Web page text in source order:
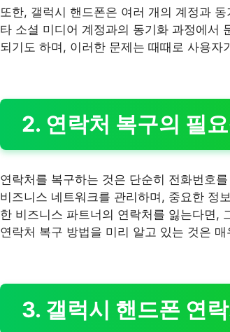
또한, 갤럭시 핸드폰은 여러 개의 계정과
타 소셜 미디어 계정과의 동기화 과정에서
되기도 하며, 이러한 문제는 때때로 사용
2. 연락처 복구의 필
연락처를 복구하는 것은 단순히 전화번호
비즈니스 네트워크를 관리하며, 중요한 정
한 비즈니스 파트너의 연락처를 잃는다면,
연락처 복구 방법을 미리 알고 있는 것은
3. 갤럭시 핸드폰 연